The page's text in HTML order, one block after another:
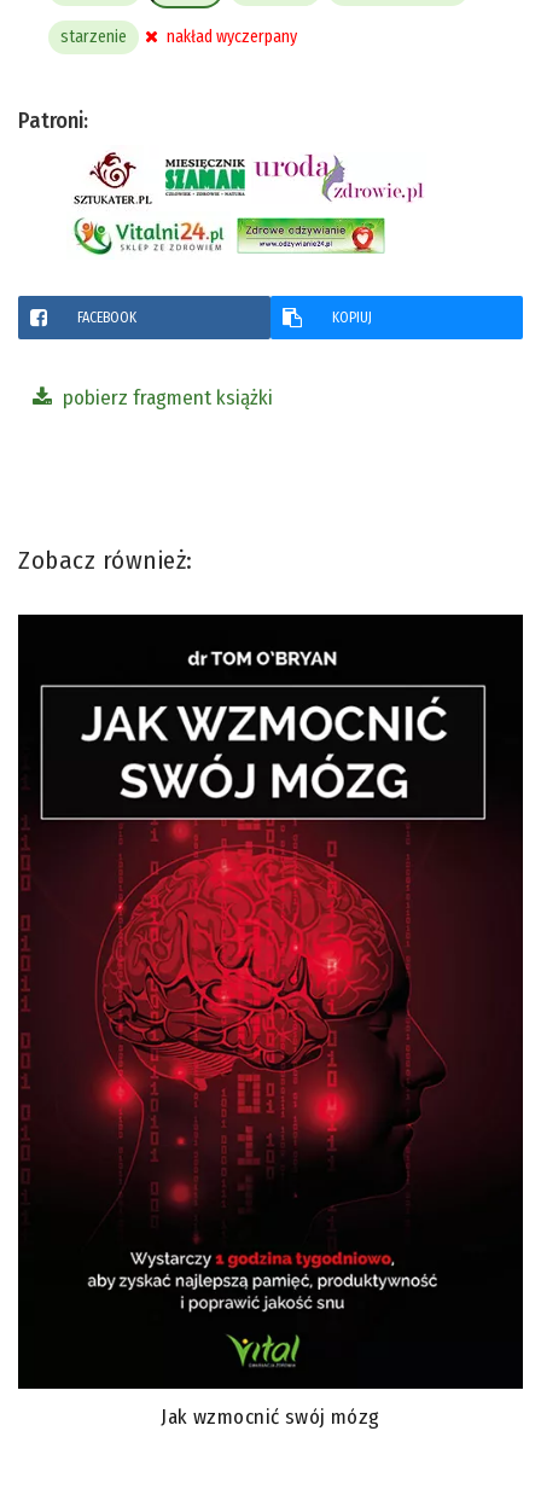
starzenie nakład wyczerpany
Patroni:
FACEBOOK KOPIUJ
pobierz fragment książki
Zobacz również:
Jak wzmocnić swój mózg